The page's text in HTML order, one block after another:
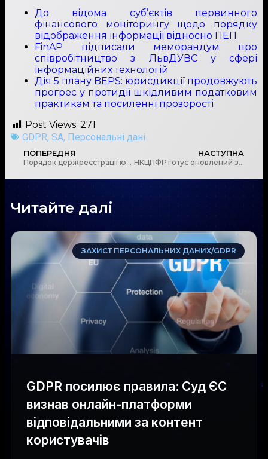
До відома суб’єктів первинного
фінансового моніторингу щодо порядку
відображення інформації відносно ПЕП
FinAP підписали меморандум про
співробітництво з ЛьвДУВС у сфері
інформаційних технологій
Дія 5 плану BEPS: юрисдикції продовжують
прогрес у протидії шкідливим податковим
практикам та посиленні прозорості
Post Views: 271
GDPR, SA, Персональні дані
ПОПЕРЕДНЯ
Порядок держреєстрації юросіб та ФОП на підставі судових рішень
НАСТУПНА
НКЦПФР готує оновлений законопроєкт щодо криптовалют і посилює фінансову стійкість цифрового ринку
Читайте далі
ЗАХИСТ ПЕРСОНАЛЬНИХ ДАНИХ/GDPR
GDPR посилює правила: Суд ЄС
визнав онлайн-платформи
відповідальними за контент
користувачів